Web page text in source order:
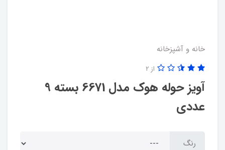
خانه و آشپزخانه
آویز حوله هوک مدل 6671 بسته 9
عددی
از 2
رنگ